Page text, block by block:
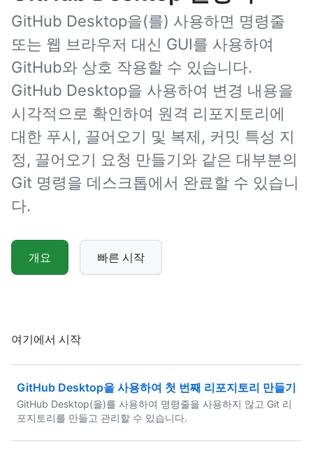
GitHub Desktop을(를) 사용하면 명령줄
또는 웹 브라우저 대신 GUI를 사용하여
GitHub와 상호 작용할 수 있습니다.
GitHub Desktop을 사용하여 변경 내용을
시각적으로 확인하여 원격 리포지토리에
대한 푸시, 끌어오기 및 복제, 커밋 특성 지
정, 끌어오기 요청 만들기와 같은 대부분의
Git 명령을 데스크톱에서 완료할 수 있습니
다.
개요 빠른 시작
여기에서 시작
GitHub Desktop을 사용하여 첫 번째 리포지토리 만들기
GitHub Desktop(을)를 사용하여 명령줄을 사용하지 않고 Git 리
포지토리를 만들고 관리할 수 있습니다.